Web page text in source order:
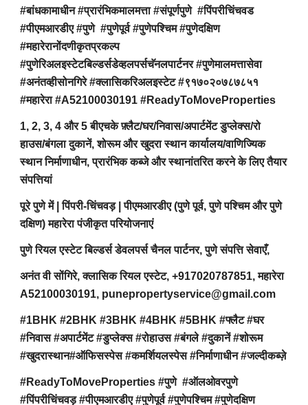
#बांधकामाधीन #प्रारंभिकमालमत्ता #संपूर्णपुणे #पिंपरीचिंचवड
#पीएमआरडीए #पुणे #पुणेपूर्व #पुणेपश्चिम #पुणेदक्षिण
#महारेरानोंदणीकृतप्रकल्प
#पुणेरिअलइस्टेटबिल्डर्सडेव्हलपर्सचॅनलपार्टनर #पुणेमालमत्तासेवा
#अनंतव्हीसोनगिरे #क्लासिकरिअलइस्टेट #९१७०२०७८७८५१
#महारेरा #A52100030191 #ReadyToMoveProperties
1, 2, 3, 4 और 5 बीएचके फ़्लैट/घर/निवास/अपार्टमेंट डुप्लेक्स/रो
हाउस/बंगला दुकानें, शोरूम और खुदरा स्थान कार्यालय/वाणिज्यिक
स्थान निर्माणाधीन, प्रारंभिक कब्जे और स्थानांतरित करने के लिए तैयार
संपत्तियां
पूरे पुणे में | पिंपरी-चिंचवड़ | पीएमआरडीए (पुणे पूर्व, पुणे पश्चिम और पुणे
दक्षिण) महारेरा पंजीकृत परियोजनाएं
पुणे रियल एस्टेट बिल्डर्स डेवलपर्स चैनल पार्टनर, पुणे संपत्ति सेवाएँ,
अनंत वी सोंगिरे, क्लासिक रियल एस्टेट, +917020787851, महारेरा
A52100030191, punepropertyservice@gmail.com
#1BHK #2BHK #3BHK #4BHK #5BHK #फ्लैट #घर
#निवास #अपार्टमेंट #डुप्लेक्स #रोहाउस #बंगले #दुकानें #शोरूम
#खुदरास्थान#ऑफिसस्पेस #कमर्शियलस्पेस #निर्माणाधीन #जल्दीकब्ज़े
#ReadyToMoveProperties #पुणे #ऑलओवरपुणे
#पिंपरीचिंचवड़ #पीएमआरडीए #पुणेपूर्व #पुणेपश्चिम #पुणेदक्षिण